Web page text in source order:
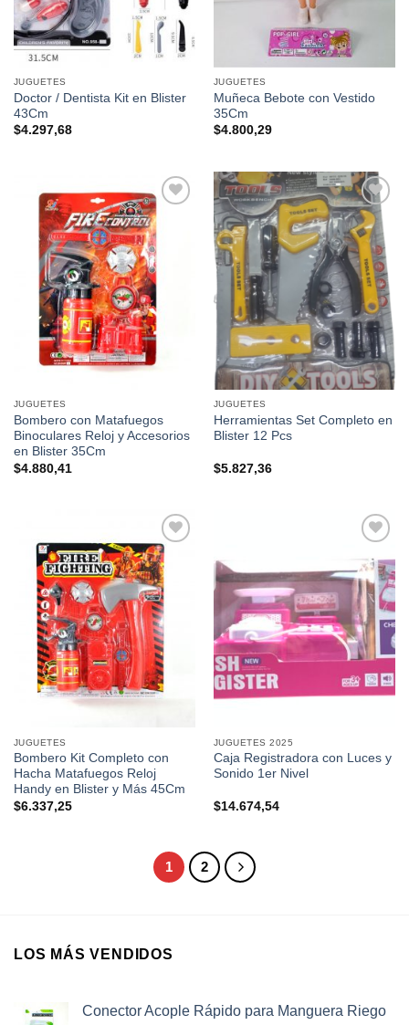
JUGUETES
Doctor / Dentista Kit en Blister
43Cm
$4.297,68
JUGUETES
Muñeca Bebote con Vestido
35Cm
$4.800,29
Añadir a
favoritos
JUGUETES
Bombero con Matafuegos
Binoculares Reloj y Accesorios
en Blister 35Cm
$4.880,41
Añadir a
favoritos
JUGUETES
Herramientas Set Completo en
Blister 12 Pcs
$5.827,36
Añadir a
favoritos
JUGUETES
Bombero Kit Completo con
Hacha Matafuegos Reloj
Handy en Blister y Más 45Cm
$6.337,25
Añadir a
favoritos
JUGUETES 2025
Caja Registradora con Luces y
Sonido 1er Nivel
$14.674,54
1 2
LOS MÁS VENDIDOS
Conector Acople Rápido para Manguera Riego